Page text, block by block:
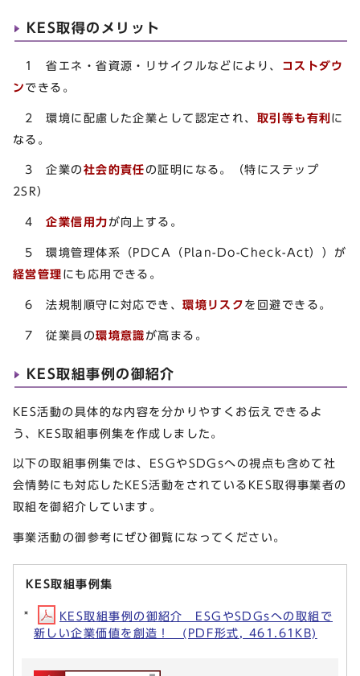
KES取得のメリット
1 省エネ・省資源・リサイクルなどにより、 コストダウ
ン できる。
2 環境に配慮した企業として認定され、 取引等も有利 に
なる。
3 企業の 社会的責任 の証明になる。（特にステップ
2SR）
4企業信用力 が向上する。
5 環境管理体系（PDCA（Plan-Do-Check-Act））が
経営管理 にも応用できる。
6 法規制順守に対応でき、環境リスク を回避できる。
7 従業員の環境意識 が高まる。
KES取組事例の御紹介
KES活動の具体的な内容を分かりやすくお伝えできるよ
う、KES取組事例集を作成しました。
以下の取組事例集では、ESGやSDGsへの視点も含めて社
会情勢にも対応したKES活動をされているKES取得事業者の
取組を御紹介しています。
事業活動の御参考にぜひ御覧になってください。
KES取組事例集
KES取組事例の御紹介 ESGやSDGsへの取組で
新しい企業価値を創造！ (PDF形式, 461.61KB)